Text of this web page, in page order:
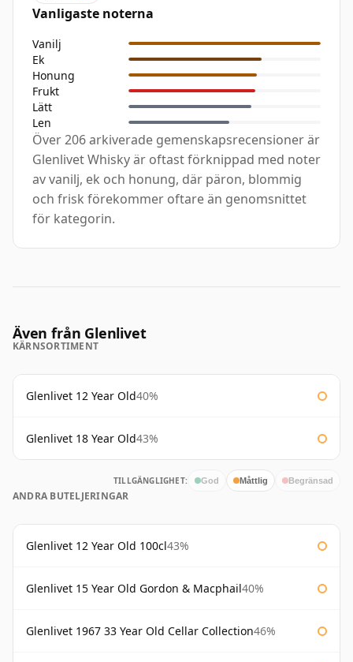
Vanligaste noterna
Vanilj
Ek
Honung
Frukt
Lätt
Len
Över 206 arkiverade gemenskapsrecensioner är
Glenlivet Whisky är oftast förknippad med noter
av vanilj, ek och honung, där päron, blommig
och frisk förekommer oftare än genomsnittet
för kategorin.
Även från Glenlivet
KÄRNSORTIMENT
Glenlivet 12 Year Old40%
Glenlivet 18 Year Old43%
TILLGÄNGLIGHET: God Måttlig Begränsad
ANDRA BUTELJERINGAR
Glenlivet 12 Year Old 100cl43%
Glenlivet 15 Year Old Gordon & Macphail40%
Glenlivet 1967 33 Year Old Cellar Collection46%